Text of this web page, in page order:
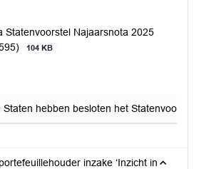
Statenvoorstel Najaarsnota 2025
104 KB
hebben besloten het
inzake ‘Inzicht in